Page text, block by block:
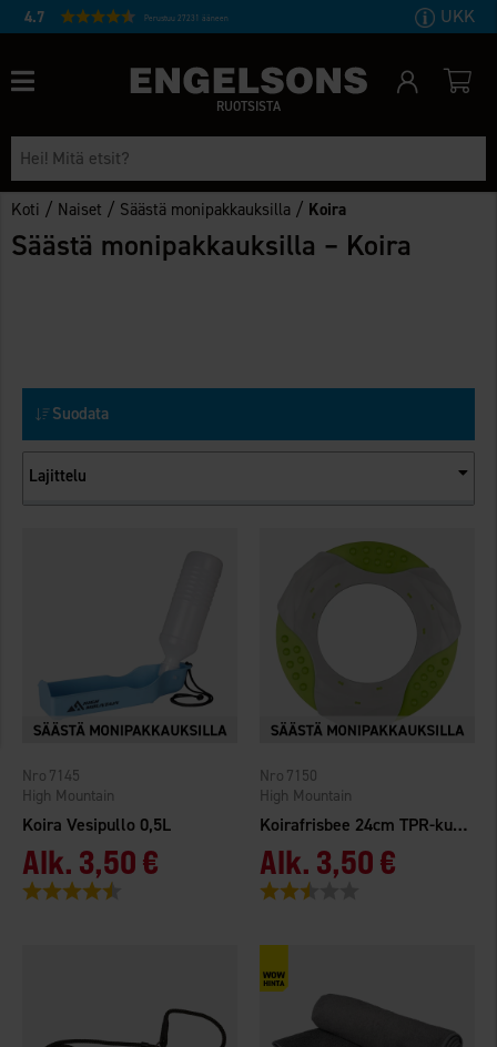
4.7 Perustuu 27231 ääneen UKK
RUOTSISTA
Koti / Naiset / Säästä monipakkauksilla / Koira
Säästä monipakkauksilla – Koira
Suodata
Lajittelu
Koira Vesipullo 0,5L
High Mountain
7145
Alk. 3,50 €
Arvio:
Koirafrisbee 24cm TPR-kumi
High Mountain
7150
Alk. 3,50 €
Arvio: